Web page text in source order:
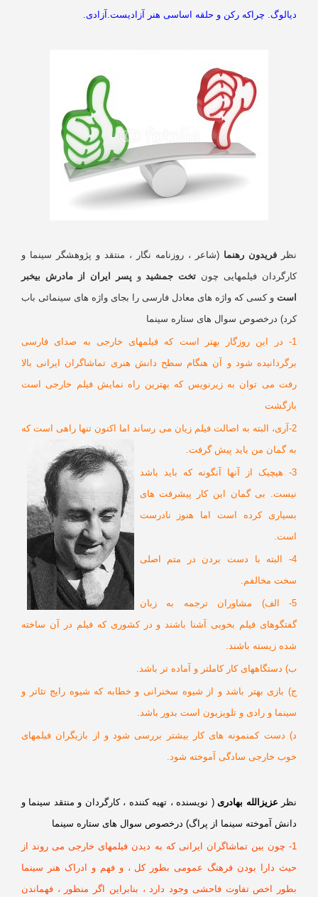
چراکه رکن و حلقه اساسی هنر آزادیست.آزادی.
فریدون رهنما (شاعر ، روزنامه نگار ، منتقد و پژوهشگر سینما و
فیلمهایی چون تخت جمشیدوپسر ایران از مادرش بیخبر
و کسی که واژه های معادل فارسی را بجای واژه های سینمائی باب
درخصوص سوال های ستاره سینما
1- در این روزگار بهتر است که فیلمهای خارجی به صدای فارسی
شود و آن هنگام سطح دانش هنری تماشاگران ایرانی بالا
می توان به زیرنویس که بهترین راه نمایش فیلم خارجی است
2-آری، البته به اصالت فیلم زیان می رساند اما اکنون تنها راهی است که
گمان من باید پیش گرفت.
3- هیچیک از آنها آنگونه که باید باشد
بی گمان این کار پیشرفت های
کرده است اما هنوز نادرست
4- البته با دست بردن در متم اصلی
مخالفم.
5- الف) مشاوران ترجمه به زبان
فیلم بخوبی آشنا باشند و در کشوری که فیلم در آن ساخته
زیسته باشند.
دستگاههای کار کاملتر و آماده تر باشد.
بازی بهتر باشد و از شیوه سخنرانی و خطابه که شیوه رایج تئاتر و
و رادی و تلویزیون است بدور باشد.
دست کمنمونه های کار بیشتر بررسی شود و از بازیگران فیلمهای
خارجی سادگی آموخته شود.
عزیزالله بهادری ( نویسنده ، تهیه کننده ، کارگردان و منتقد سینما و
آموخته سینما از پراگ) درخصوص سوال های ستاره سینما
1- چون بین تماشاگران ایرانی که به دیدن فیلمهای خارجی می روند از
دارا بودن فرهنگ عمومی بطور کل ، و فهم و ادراک هنر سینما
اخص تفاوت فاحشی وجود دارد ، بنابراین اگر منظور ، فهماندن